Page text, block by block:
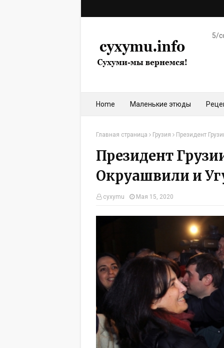
5/
Home Маленькие этюды
Главная страница Грузия Президент
Президент
Окруашвили и
cyxymu Мая 15, 2020